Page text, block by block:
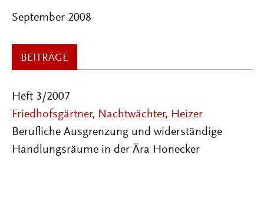
September 2008
BEITRÄGE
Heft 3/2007
Friedhofsgärtner, Nachtwächter, Heizer
Berufliche Ausgrenzung und widerständige
Handlungsräume in der Ära Honecker